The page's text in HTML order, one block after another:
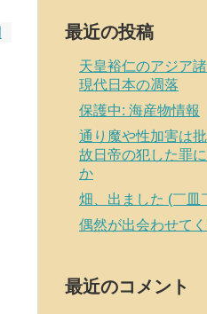
最近の投稿
天皇裕仁のアジア
現代日本の凋落
保護中: 海産物情報
通り魔や性加害は
故日帝の犯した罪
か
畑、出ました (￣皿
偶然が出会わせて
最近のコメント